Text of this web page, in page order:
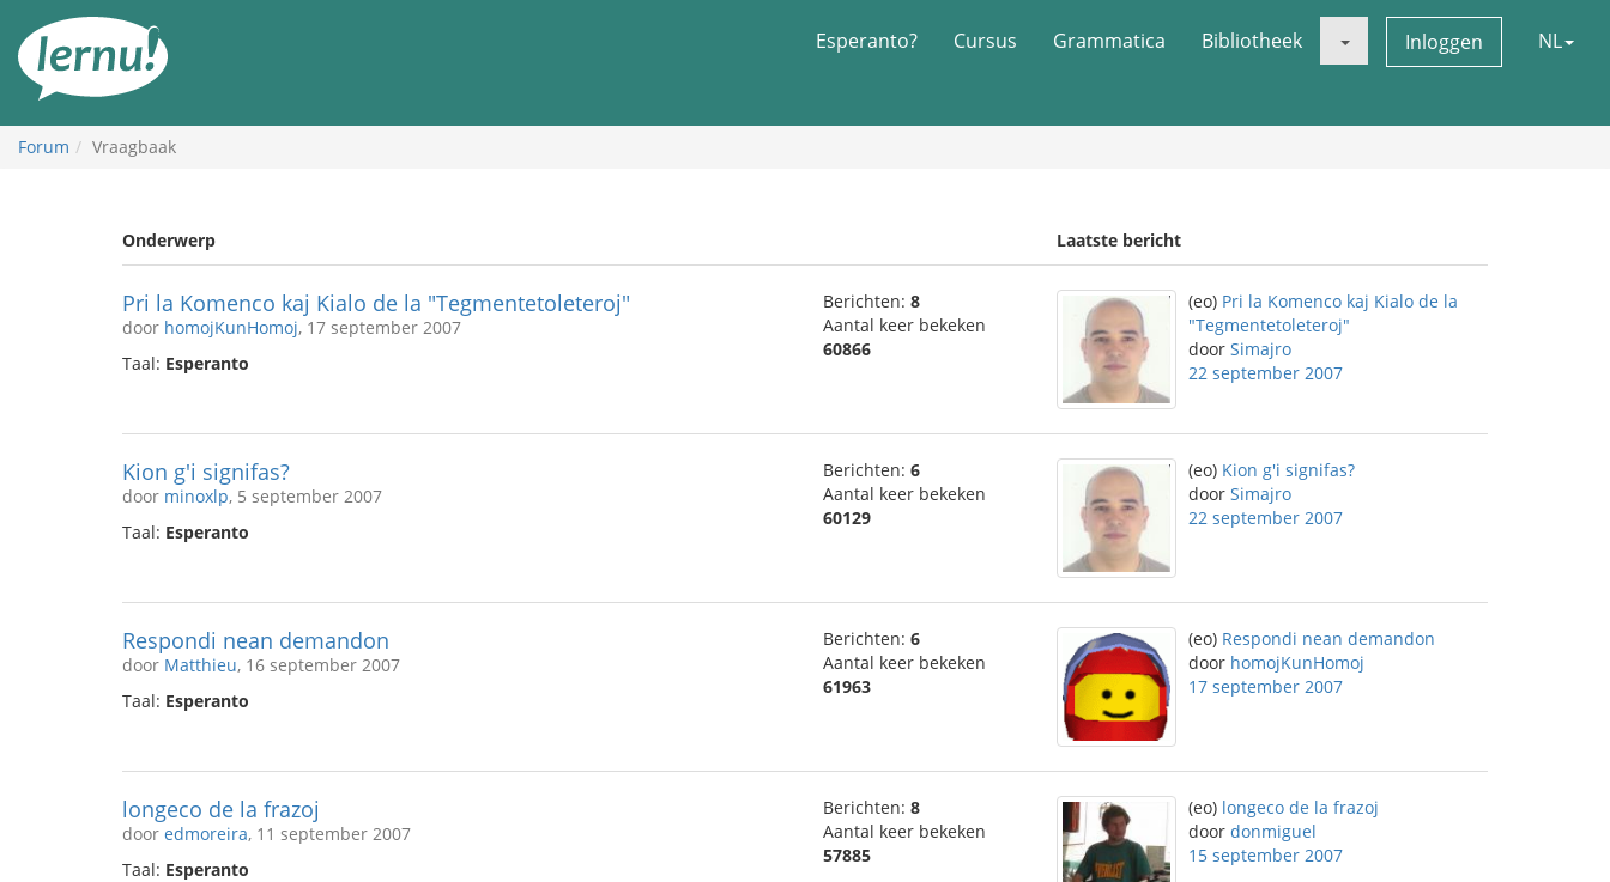
inhoud
Esperanto? Cursus Grammatica Bibliotheek Inloggen NL
Forum Vraagbaak
Onderwerp Laatste bericht
Pri la Komenco kaj Kialo de la "Tegmentetoleteroj"
door homojKunHomoj, 17 september 2007
Taal: Esperanto
Berichten: 8
Aantal keer bekeken
60866
(eo) Pri la Komenco kaj Kialo de la
"Tegmentetoleteroj"
door Simajro
22 september 2007
Kion g'i signifas?
door minoxlp, 5 september 2007
Taal: Esperanto
Berichten: 6
Aantal keer bekeken
60129
(eo) Kion g'i signifas?
door Simajro
22 september 2007
Respondi nean demandon
door Matthieu, 16 september 2007
Taal: Esperanto
Berichten: 6
Aantal keer bekeken
61963
(eo) Respondi nean demandon
door homojKunHomoj
17 september 2007
longeco de la frazoj
door edmoreira, 11 september 2007
Taal: Esperanto
Berichten: 8
Aantal keer bekeken
57885
(eo) longeco de la frazoj
door donmiguel
15 september 2007